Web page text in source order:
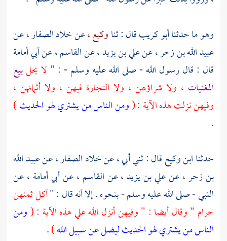
وهو ما حدثناأبو كريبقال : ثناوكيع ،عنخلاد الصفار ،عن
عبيد الله بن زحر ،عنعلي بن يزيد ،عنالقاسم ،عنأبي أمامة
قال : قال رسول الله - صلى الله عليه وسلم - : " لا يحلبيع
المغنيات ، ولا شراؤهن ، ولا التجارة فيهن ، ولا أثمانهن ،
وفيهن نزلت هذه الآية : (ومن الناس من يشتري لهو الحديث)
.
حدثناابن وكيعقال : ثني أبي ، عنخلاد الصفار ،عنعبيد الله
بن زحر ،عنعلي بن يزيد ،عنالقاسم ،عنأبي أمامة ،عن
النبي - صلى الله عليه وسلم - بنحوه . إلا أنه قال : "أكل ثمنهن
حرام " وقال أيضا : " وفيهن أنزل الله علي هذه الآية : (ومن
الناس من يشتري لهو الحديث ليضل عن سبيل الله)
.